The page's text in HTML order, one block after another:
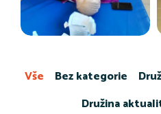
Bez kategorie
Družina
Vše